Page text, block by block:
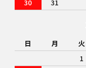
30
31
日 月 火
1